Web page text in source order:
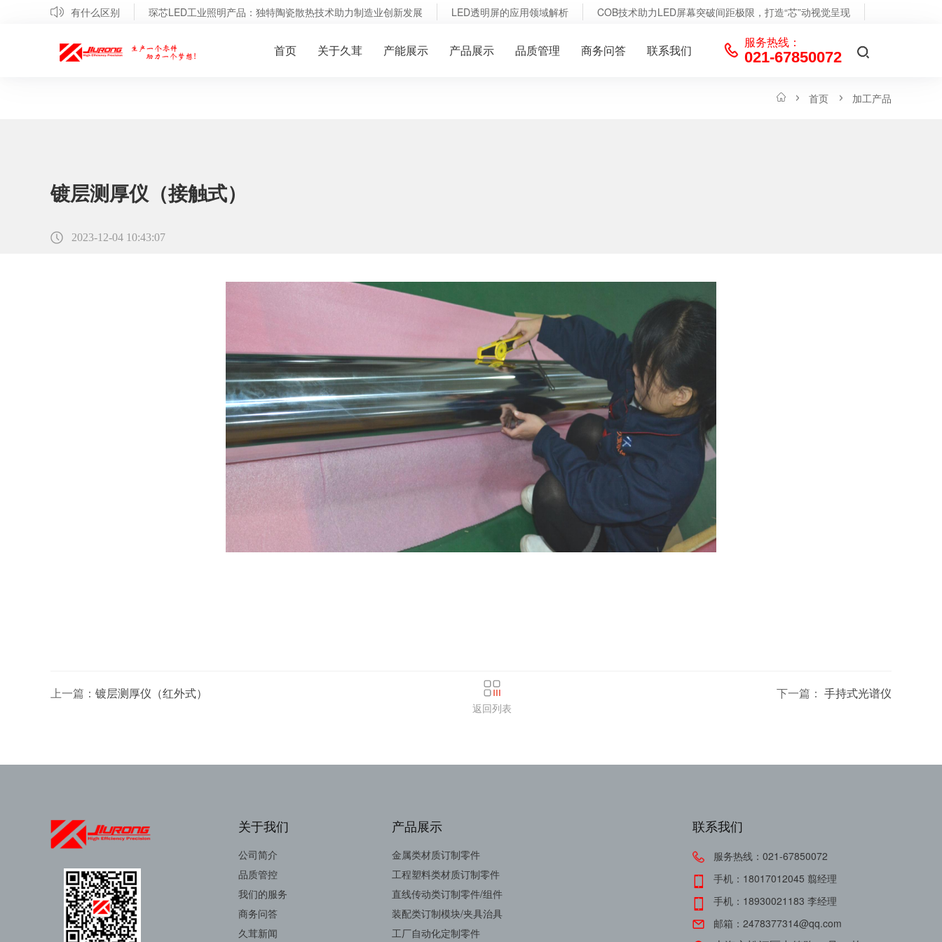
发光、侧发光有什么区别 琛芯LED工业照明产品：独特陶瓷散热技术助力制造业创新发展 LED透明屏的应用领域解析 COB技术助力LED屏幕突破间距极限，打造“芯”动视觉呈现
首页 关于久茸 产能展示 产品展示 品质管理 商务问答 联系我们
服务热线：
021-67850072
首页 加工产品
镀层测厚仪（接触式）
2023-12-04 10:43:07
上一篇： 镀层测厚仪（红外式）
返回列表
下一篇： 手持式光谱仪
关于我们
公司简介
品质管控
我们的服务
商务问答
久茸新闻
产品展示
金属类材质订制零件
工程塑料类材质订制零件
直线传动类订制零件/组件
装配类订制模块/夹具治具
工厂自动化定制零件
联系我们
服务热线：021-67850072
手机：18017012045 翦经理
手机：18930021183 李经理
邮箱：2478377314@qq.com